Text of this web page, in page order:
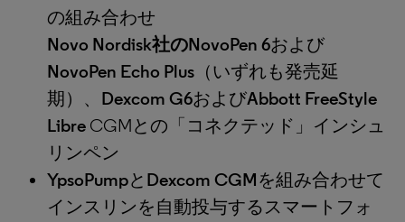
の組み合わせ
Novo Nordisk社のNovoPen 6および
NovoPen Echo Plus （いずれも発売延
期）、 Dexcom G6およびAbbott FreeStyle
Libre CGMとの「コネクテッド」インシュ
リンペン
YpsoPumpと Dexcom CGMを組み合わせて
インスリンを自動投与するスマートフォ